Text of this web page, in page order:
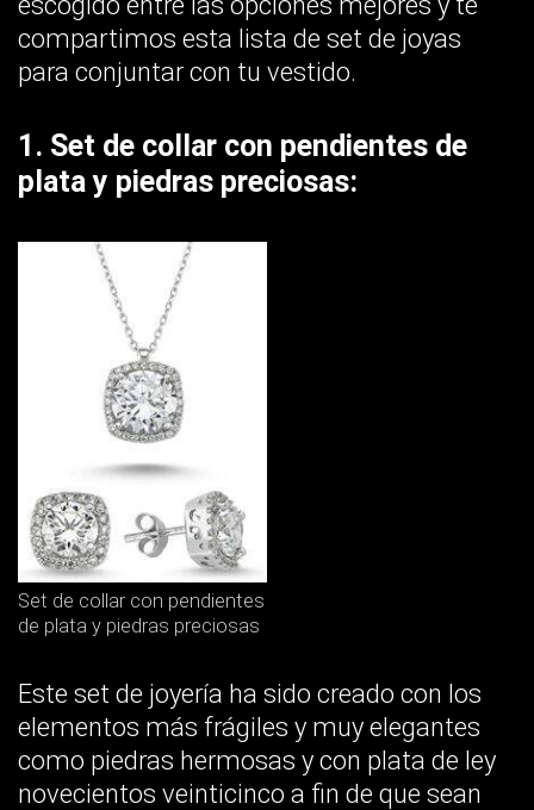
compartimos esta lista de set de joyas
para conjuntar con tu vestido.
1. Set de collar con pendientes de
plata y piedras preciosas:
Set de collar con pendientes
de plata y piedras preciosas
Este set de joyería ha sido creado con los
elementos más frágiles y muy elegantes
como piedras hermosas y con plata de ley
novecientos veinticinco a fin de que sean